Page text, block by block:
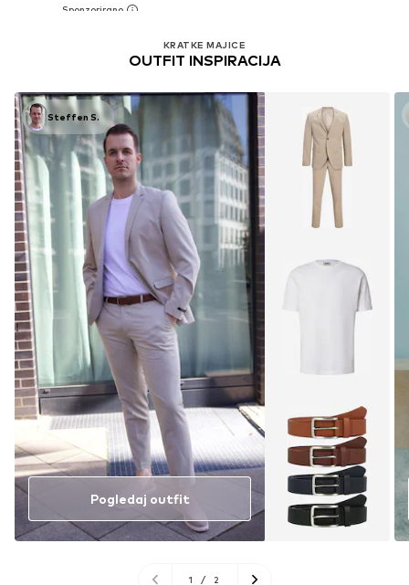
KRATKE MAJICE
OUTFIT INSPIRACIJA
Steffen S.
Pogledaj outfit
1 / 2